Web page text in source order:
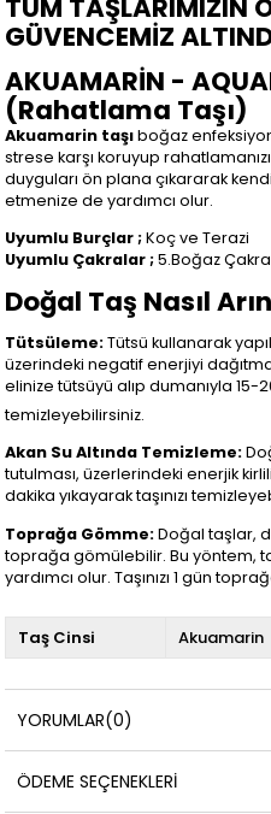
TÜM TAŞLARIMIZIN
GÜVENCEMİZ
AKUAMARİN -
(Rahatlama Taşı)
Akuamarin taşıboğaz
strese karşı koruyup
duyguları ön plana çıkararak
etmenize de yardımcı olur.
Uyumlu Burçlar ;Koç ve Terazi
Uyumlu Çakralar ;5.Boğaz
Doğal Taş Nasıl
Tütsüleme:Tütsü kullanarak
üzerindeki negatif enerjiyi
elinize tütsüyü alıp dumanıyla 15-
temizleyebilirsiniz.
Akan Su Altında Temizleme:
tutulması, üzerlerindeki enerjik
dakika yıkayarak taşınızı
Toprağa Gömme:Doğal taşlar,
toprağa gömülebilir. Bu yöntem,
yardımcı olur. Taşınızı 1 gün
Taş Cinsi Akuamarin
YORUMLAR(0)
ÖDEME SEÇENEKLERI